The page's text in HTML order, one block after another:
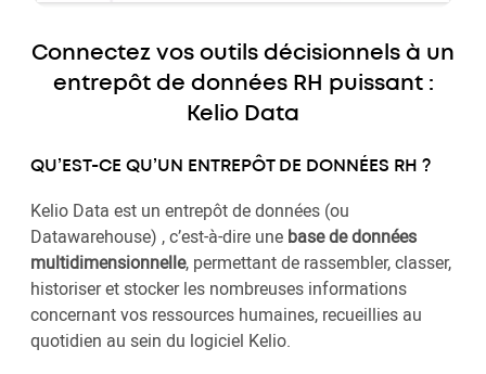
Connectez vos outils décisionnels à un
entrepôt de données RH puissant :
Kelio Data
QU’EST-CE QU’UN ENTREPÔT DE DONNÉES RH ?
Kelio Data est un entrepôt de données (ou
Datawarehouse) , c’est-à-dire une base de données
multidimensionnelle, permettant de rassembler, classer,
historiser et stocker les nombreuses informations
concernant vos ressources humaines, recueillies au
quotidien au sein du logiciel Kelio.